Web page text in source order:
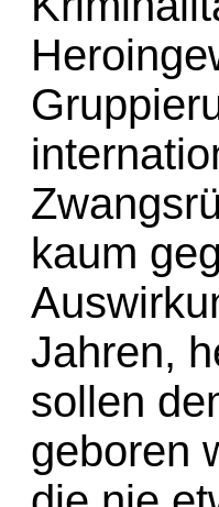
kaum
Jahren,
sollen
geboren